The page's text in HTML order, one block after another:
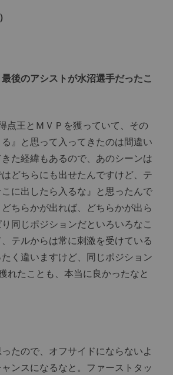
後のアシストが水沼選手だったこ
点王とＭＶＰを獲っていて、その
』と思って入ってきたのは間違い
た経緯もあるので、あのシーンは
どちらにも出せたんですけど、テ
に出したら入るな』と思ったんで
ちらかが出れば、どちらかが出ら
同じポジションだといろいろなこ
テルからは常に刺激を受けている
く違いますけど、同じポジション
れたことも、本当に良かったなと
たので、オフサイドにならないよ
ンスになるなと。ファーストタッ